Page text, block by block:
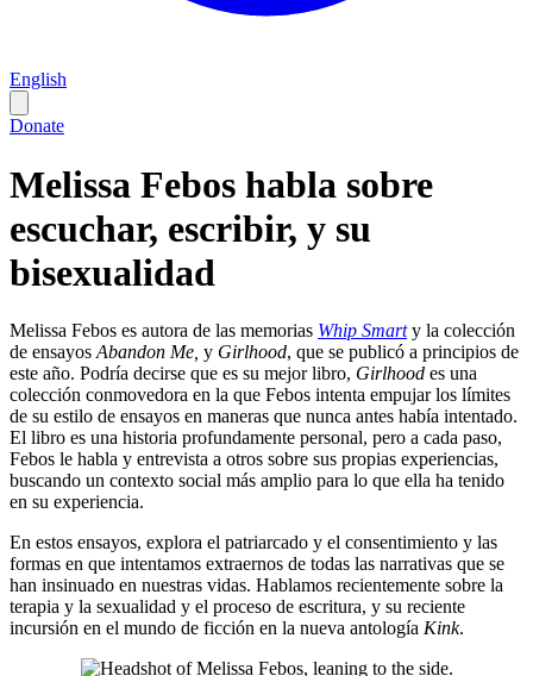
English
Donate
Melissa Febos habla sobre
escuchar, escribir, y su
bisexualidad
Melissa Febos es autora de las memorias Whip Smarty la colección
de ensayos Abandon Me, y Girlhood, que se publicó a principios de
este año. Podría decirse que es su mejor libro, Girlhood es una
colección conmovedora en la que Febos intenta empujar los límites
de su estilo de ensayos en maneras que nunca antes había intentado.
El libro es una historia profundamente personal, pero a cada paso,
Febos le habla y entrevista a otros sobre sus propias experiencias,
buscando un contexto social más amplio para lo que ella ha tenido
en su experiencia.
En estos ensayos, explora el patriarcado y el consentimiento y las
formas en que intentamos extraernos de todas las narrativas que se
han insinuado en nuestras vidas. Hablamos recientemente sobre la
terapia y la sexualidad y el proceso de escritura, y su reciente
incursión en el mundo de ficción en la nueva antología Kink.